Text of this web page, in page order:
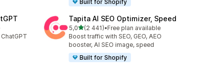
Built for Shopify
Tapita AI SEO Optimizer, Speed
5,0av 5 stjerner
(2 441)
Totalt 2441 omtaler
•Free plan available
Boost traffic with SEO, GEO, AEO
booster, AI SEO image, speed
Built for Shopify